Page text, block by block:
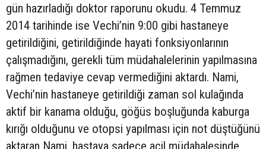
gün hazırladığı doktor raporunu okudu. 4 Temmuz
2014 tarihinde ise Vechi’nin 9:00 gibi hastaneye
getirildiğini, getirildiğinde hayati fonksiyonlarının
çalışmadığını, gerekli tüm müdahalelerinin yapılmasına
rağmen tedaviye cevap vermediğini aktardı. Nami,
Vechi’nin hastaneye getirildiği zaman sol kulağında
aktif bir kanama olduğu, göğüs boşluğunda kaburga
kırığı olduğunu ve otopsi yapılması için not düştüğünü
aktaran Nami, hastaya sadece acil müdahalesinde